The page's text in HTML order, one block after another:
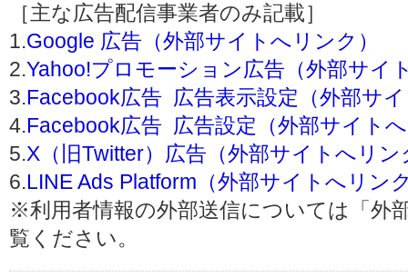
［主な広告配信事業者のみ記載］
1.Google 広告（外部サイトへリンク）
2.Yahoo!プロモーション広告（外部サイ
3.Facebook広告 広告表示設定（外部サ
4.Facebook広告 広告設定（外部サイト
5.X（旧Twitter）広告（外部サイトへリン
6.LINE Ads Platform（外部サイトへリン
※利用者情報の外部送信については「外
覧ください。